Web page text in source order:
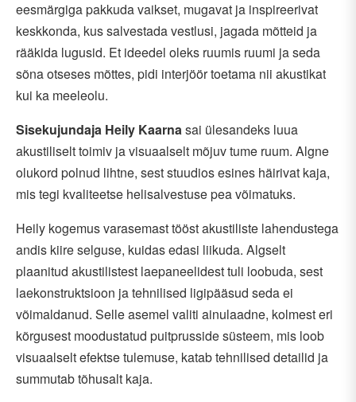
eesmärgiga pakkuda vaikset, mugavat ja inspireerivat
keskkonda, kus salvestada vestlusi, jagada mõtteid ja
rääkida lugusid. Et ideedel oleks ruumis ruumi ja seda
sõna otseses mõttes, pidi interjöör toetama nii akustikat
kui ka meeleolu.
Sisekujundaja Heily Kaarnasai ülesandeks luua
akustiliselt toimiv ja visuaalselt mõjuv tume ruum. Algne
olukord polnud lihtne, sest stuudios esines häirivat kaja,
mis tegi kvaliteetse helisalvestuse pea võimatuks.
Heily kogemus varasemast tööst akustiliste lahendustega
andis kiire selguse, kuidas edasi liikuda. Algselt
plaanitud akustilistest laepaneelidest tuli loobuda, sest
laekonstruktsioon ja tehnilised ligipääsud seda ei
võimaldanud. Selle asemel valiti ainulaadne, kolmest eri
kõrgusest moodustatud puitprusside süsteem, mis loob
visuaalselt efektse tulemuse, katab tehnilised detailid ja
summutab tõhusalt kaja.